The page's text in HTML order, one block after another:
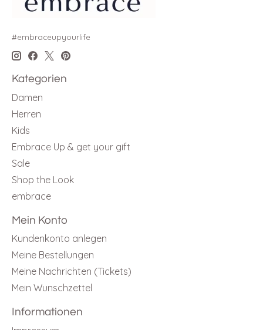
#embraceupyourlife
Kategorien
Damen
Herren
Kids
Embrace Up & get your gift
Sale
Shop the Look
embrace
Mein Konto
Kundenkonto anlegen
Meine Bestellungen
Meine Nachrichten (Tickets)
Mein Wunschzettel
Informationen